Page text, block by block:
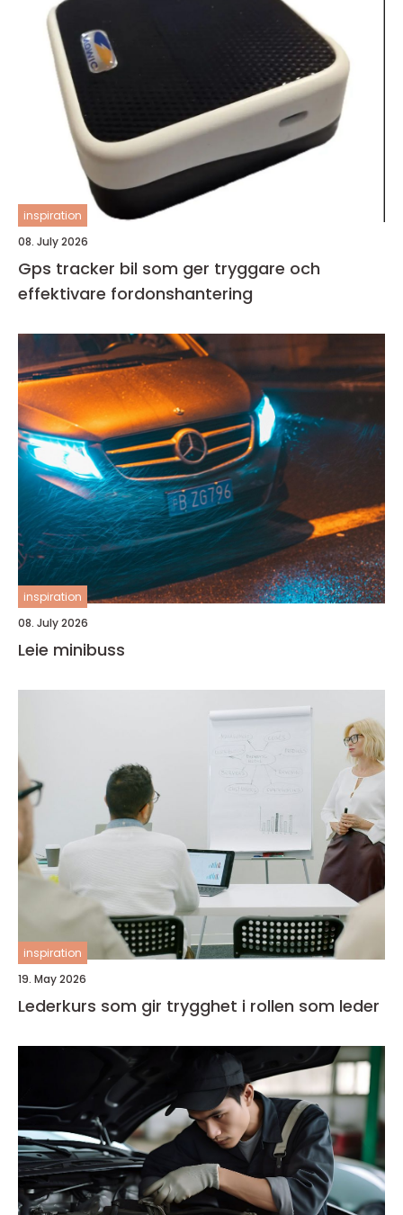
inspiration
08. July 2026
Gps tracker bil som ger tryggare och
effektivare fordonshantering
inspiration
08. July 2026
Leie minibuss
inspiration
19. May 2026
Lederkurs som gir trygghet i rollen som leder